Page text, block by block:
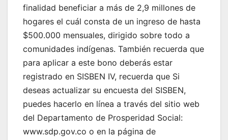
finalidad beneficiar a más de 2,9 millones de
hogares el cuál consta de un ingreso de hasta
$500.000 mensuales, dirigido sobre todo a
comunidades indígenas. También recuerda que
para aplicar a este bono deberás estar
registrado en SISBEN IV, recuerda que Si
deseas actualizar su encuesta del SISBEN,
puedes hacerlo en línea a través del sitio web
del Departamento de Prosperidad Social:
www.sdp.gov.co o en la página de